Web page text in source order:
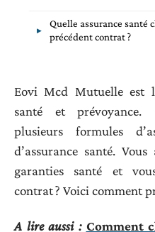
Quelle assurance santé
précédent contrat ?
Eovi Mcd Mutuelle est
santé et prévoyance.
plusieurs formules
d’assurance santé.
garanties santé et
contrat ? Voici comment
A lire aussi : Comment